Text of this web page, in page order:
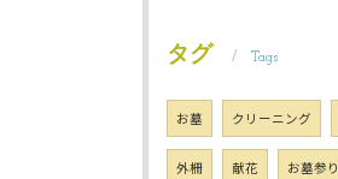
タグ Tags
お墓 クリーニング
外柵 献花 お墓参り